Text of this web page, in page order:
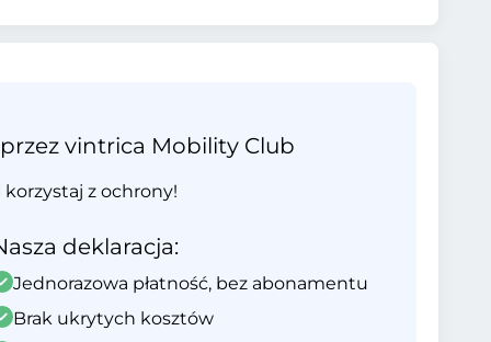
vintrica Mobility Club
z ochrony!
deklaracja:
Jednorazowa płatność, bez abonamentu
Brak ukrytych kosztów